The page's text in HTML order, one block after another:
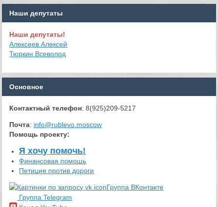
Наши депутаты
Наши депутаты!
Алексеев Алексей
Тюркин Всеволод
Основное
Контактный телефон: 8(925)209-5217
Почта: info@rublevo.moscow
Помощь проекту:
Я хочу помочь!
Финансовая помощь
Петиция против дороги
Группа ВКонтакте
Группа Telegram